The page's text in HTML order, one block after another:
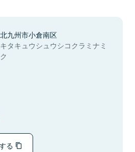
北九州市小倉南区
キタキュウシュウシコクラミナミ
ク
る